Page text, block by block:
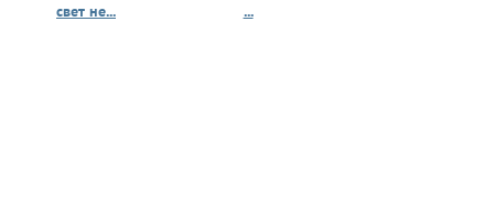
свет не...
...